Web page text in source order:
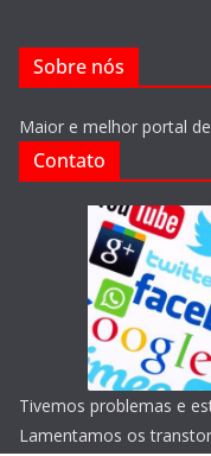
Sobre nós
Maior e melhor portal
Contato
Tivemos problemas e
Lamentamos os